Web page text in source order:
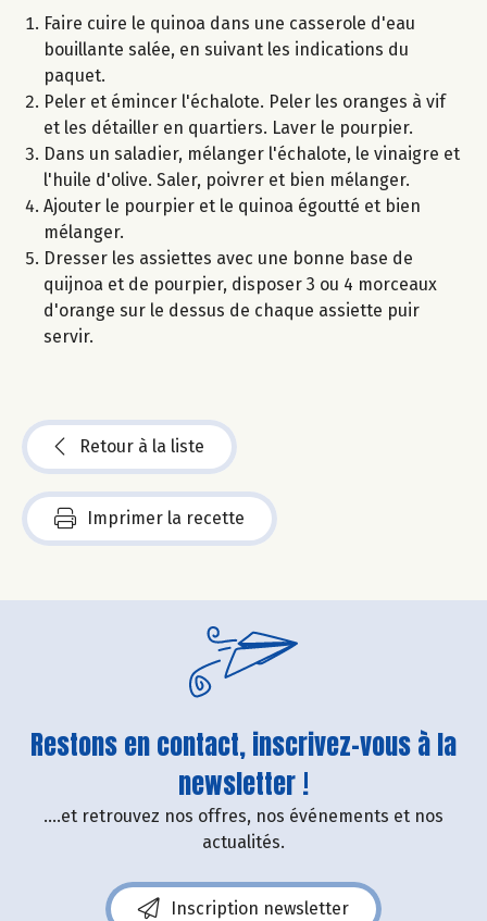
Faire cuire le quinoa dans une casserole d'eau
bouillante salée, en suivant les indications du
paquet.
Peler et émincer l'échalote. Peler les oranges à vif
et les détailler en quartiers. Laver le pourpier.
Dans un saladier, mélanger l'échalote, le vinaigre et
l'huile d'olive. Saler, poivrer et bien mélanger.
Ajouter le pourpier et le quinoa égoutté et bien
mélanger.
Dresser les assiettes avec une bonne base de
quijnoa et de pourpier, disposer 3 ou 4 morceaux
d'orange sur le dessus de chaque assiette puir
servir.
Retour à la liste
Imprimer la recette
Restons en contact, inscrivez-vous à la
newsletter !
....et retrouvez nos offres, nos événements et nos
actualités.
Inscription newsletter